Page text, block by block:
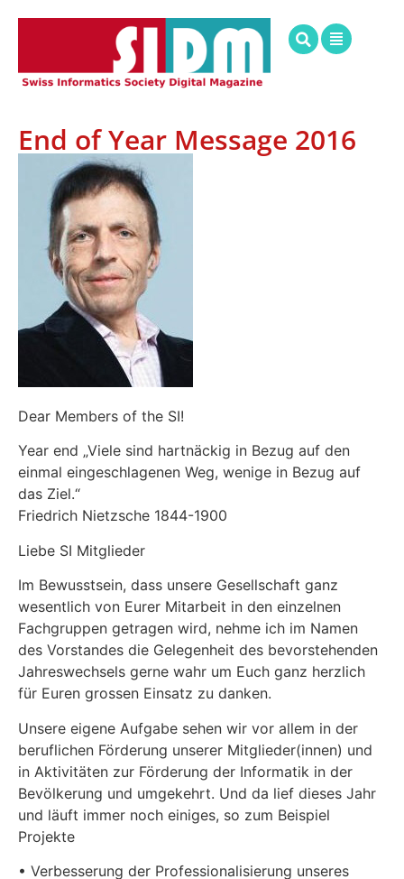
End of Year Message 2016
Dear Members of the SI!
Year end „Viele sind hartnäckig in Bezug auf den
einmal eingeschlagenen Weg, wenige in Bezug auf
das Ziel.“
Friedrich Nietzsche 1844-1900
Liebe SI Mitglieder
Im Bewusstsein, dass unsere Gesellschaft ganz
wesentlich von Eurer Mitarbeit in den einzelnen
Fachgruppen getragen wird, nehme ich im Namen
des Vorstandes die Gelegenheit des bevorstehenden
Jahreswechsels gerne wahr um Euch ganz herzlich
für Euren grossen Einsatz zu danken.
Unsere eigene Aufgabe sehen wir vor allem in der
beruflichen Förderung unserer Mitglieder(innen) und
in Aktivitäten zur Förderung der Informatik in der
Bevölkerung und umgekehrt. Und da lief dieses Jahr
und läuft immer noch einiges, so zum Beispiel
Projekte
• Verbesserung der Professionalisierung unseres